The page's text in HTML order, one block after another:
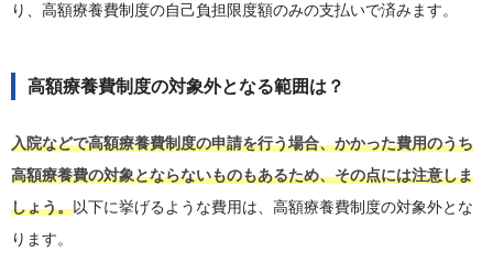
り、高額療養費制度の自己負担限度額のみの支払いで済みます。
高額療養費制度の対象外となる範囲は？
入院などで高額療養費制度の申請を行う場合、かかった費用のうち
高額療養費の対象とならないものもあるため、その点には注意しま
しょう。以下に挙げるような費用は、高額療養費制度の対象外とな
ります。